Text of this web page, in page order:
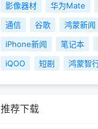
影像器材
华为Mate
通信
谷歌 鸿蒙新闻
iPhone新闻
笔记本
iQOO
短剧 鸿蒙智
推荐下载